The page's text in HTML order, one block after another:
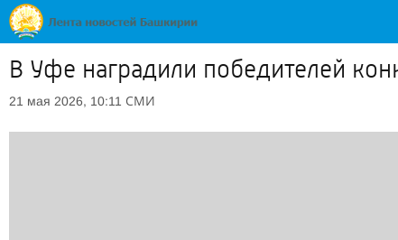
В Уфе наградили победителей
21 мая 2026, 10:11 СМИ